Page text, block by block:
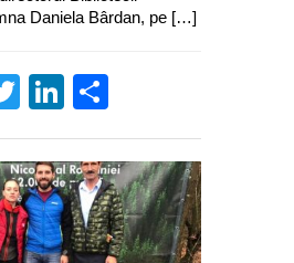
Daniela Bârdan, pe […]
TwitterLinkedIn